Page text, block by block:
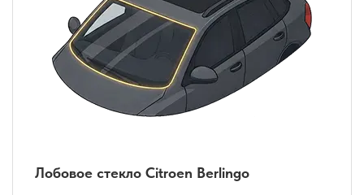
Лобовое стекло Citroen Berlingo